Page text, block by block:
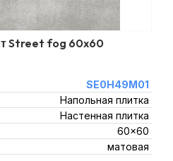
Street fog 60x60
SE0H49M01
Напольная плитка
Настенная плитка
60x60
матовая